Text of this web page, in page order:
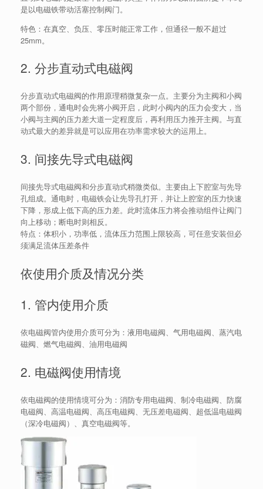
是以电磁铁带动活塞控制阀门。
特色：在真空、负压、零压时能正常工作，但通径一般不超过
25mm。
2. 分步直动式电磁阀
分步直动式电磁阀的作用原理稍微复杂一点。主要分为主阀和小阀
两个部份，通电时会先将小阀开启，此时小阀内的压力会变大，当
小阀与主阀的压力差大道一定程度后，再利用压力推开主阀。与直
动式最大的差异就是可以应用在功率需求较大的运用上。
3. 间接先导式电磁阀
间接先导式电磁阀和分步直动式稍微类似。主要由上下腔室与先导
孔组成。通电时，电磁铁会让先导孔打开，并让上腔室的压力快速
下降，形成上低下高的压力差。此时流体压力将会推动组件让阀门
向上移动；断电时则相反。
特点：体积小，功率低，流体压力范围上限较高，可任意安装但必
须满足流体压差条件
依使用介质及情况分类
1. 管内使用介质
依电磁阀管内使用介质可分为：液用电磁阀、气用电磁阀、蒸汽电
磁阀、燃气电磁阀、油用电磁阀
2. 电磁阀使用情境
依电磁阀的使用情境可分为：消防专用电磁阀、制冷电磁阀、防腐
电磁阀、高温电磁阀、高压电磁阀、无压差电磁阀、超低温电磁阀
（深冷电磁阀）、真空电磁阀等。